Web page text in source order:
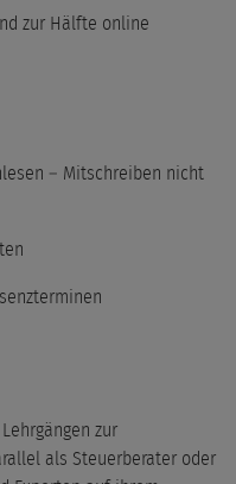
zur Hälfte online
– Mitschreiben nicht
zur
als Steuerberater oder